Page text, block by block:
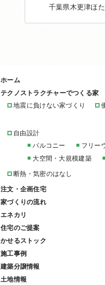
千葉県木更津ほ
ホーム
テクノストラクチャーでつくる家
地震に負けない家づくり
自由設計
バルコニー
フリー
大空間・大規模建築
断熱・気密のはなし
注文・企画住宅
家づくりの流れ
エネカリ
住宅のご提案
かせるストック
施工事例
建築分譲情報
土地情報